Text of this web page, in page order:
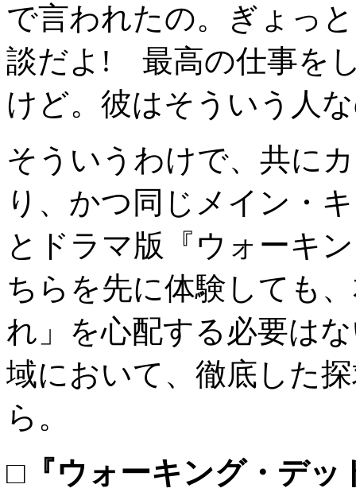
で言われたの。ぎょっ
談だよ! 最高の仕事を
けど。彼はそういう人
そういうわけで、共に
り、かつ同じメイン・
とドラマ版『ウォーキ
ちらを先に体験しても
れ」を心配する必要は
域において、徹底した
ら。
□『ウォーキング・デッ